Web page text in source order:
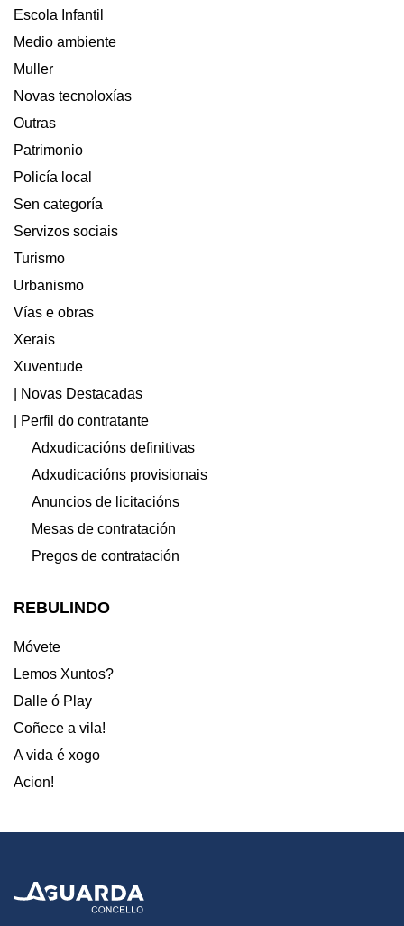
PIDE
A
COLABORACIÓN
Escola Infantil
Medio ambiente
Muller
Novas tecnoloxías
Outras
Patrimonio
Policía local
Sen categoría
Servizos sociais
Turismo
Urbanismo
Vías e obras
Xerais
Xuventude
| Novas Destacadas
| Perfil do contratante
Adxudicacións definitivas
Adxudicacións provisionais
Anuncios de licitacións
Mesas de contratación
Pregos de contratación
REBULINDO
Móvete
Lemos Xuntos?
Dalle ó Play
Coñece a vila!
A vida é xogo
Acion!